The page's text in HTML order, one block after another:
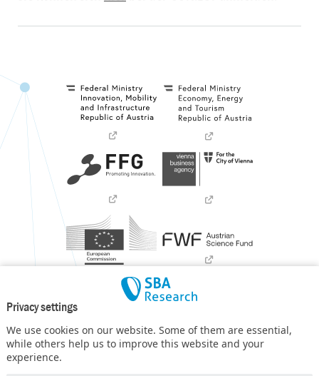
Privacy settings
We use cookies on our website. Some of them are essential,
while others help us to improve this website and your
experience.